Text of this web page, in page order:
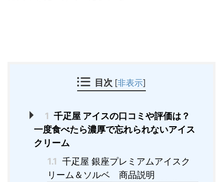
目次 [非表示]
1 千疋屋 アイスの口コミや評価は？
一度食べたら濃厚で忘れられないアイス
クリーム
1.1 千疋屋 銀座プレミアムアイスク
リーム＆ソルベ 商品説明